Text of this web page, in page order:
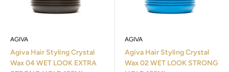
AGIVA
Agiva Hair Styling Crystal
Wax 04 WET LOOK EXTRA
AGIVA
Agiva Hair Styling Crystal
Wax 02 WET LOOK STRONG